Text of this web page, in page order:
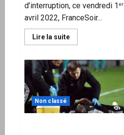
d’interruption, ce vendredi 1ᵉʳ
avril 2022, FranceSoir...
Lire la suiteEn
savoir
Édition
spéciale
FranceSoir
du
avril
:
« L’homme
Non classé